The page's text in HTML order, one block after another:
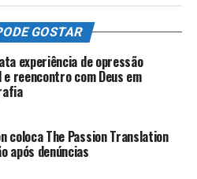
GOSTAR
experiência de opressão
reencontro com Deus em
coloca The Passion Translation
após denúncias